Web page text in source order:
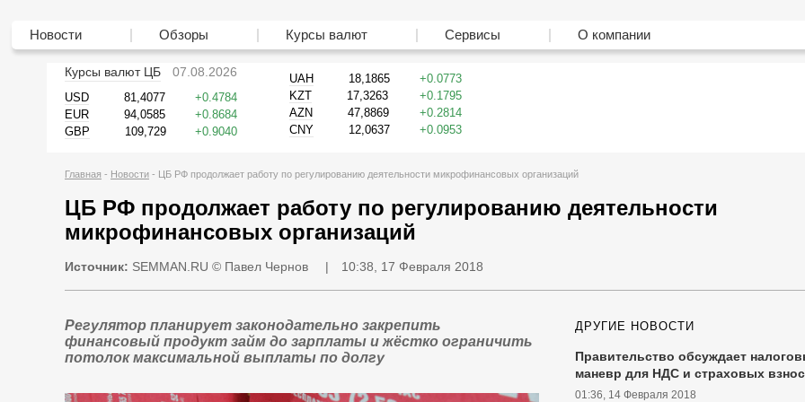
Новости Обзоры Курсы валют Сервисы О компании
Курсы валют ЦБ 07.08.2026
USD 81,4077
0.4784
EUR
94,0585
0.8684
GBP
109,729 0.9040
UAH 18,1865
0.0773
KZT
17,3263
0.1795
AZN
47,8869
0.2814
CNY
12,0637 0.0953
Главная Новости ЦБ РФ продолжает работу по регулированию деятельности микрофинансовых организаций
ЦБ РФ продолжает работу по регулированию деятельности
микрофинансовых организаций
Источник: SEMMAN.RU © Павел Чернов | 10:38, 17 Февраля 2018
Регулятор планирует законодательно закрепить
финансовый продукт займ до зарплаты и жёстко ограничить
потолок максимальной выплаты по долгу
ДРУГИЕ НОВОСТИ
Правительство обсуждает
маневр для НДС и страховых
01:36, 14 Февраля 2018